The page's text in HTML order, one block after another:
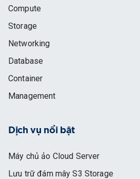
Compute
Storage
Networking
Database
Container
Management
Dịch vụ nổi bật
Máy chủ ảo Cloud Server
Lưu trữ đám mây S3 Storage